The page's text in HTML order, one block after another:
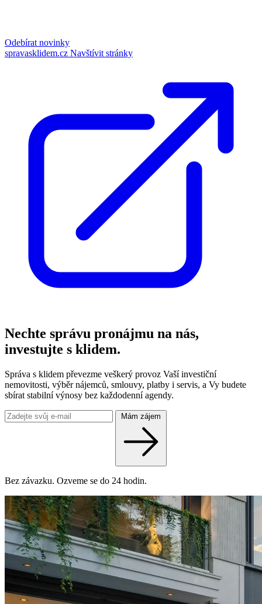
Odebírat novinky
spravasklidem.cz Navštívit stránky
Nechte správu pronájmu na nás,
investujte s klidem.
Správa s klidem převezme veškerý provoz Vaší investiční
nemovitosti, výběr nájemců, smlouvy, platby i servis, a Vy budete
sbírat stabilní výnosy bez každodenní agendy.
Mám zájem
Bez závazku. Ozveme se do 24 hodin.